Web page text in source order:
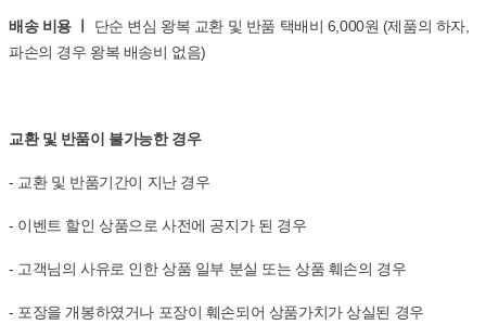
배송 비용 ㅣ
단순 변심 왕복 교환 및 반품 택배비 6,000원 (제품의 하자,
파손의 경우 왕복 배송비 없음)
교환 및 반품이 불가능한 경우
- 교환 및 반품기간이 지난 경우
- 이벤트 할인 상품으로 사전에 공지가 된 경우
- 고객님의 사유로 인한 상품 일부 분실 또는 상품 훼손의 경우
- 포장을 개봉하였거나 포장이 훼손되어 상품가치가 상실된 경우